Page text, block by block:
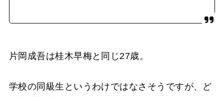
片岡成吾は桂木早梅と同じ27歳。
学校の同級生というわけではなさそうですが、ど